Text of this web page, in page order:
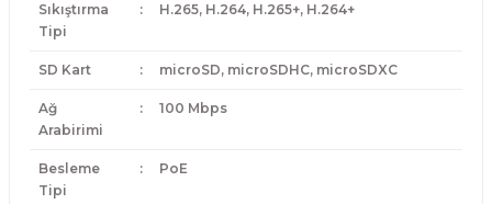
Sıkıştırma
Tipi
: H.265, H.264, H.265+, H.264+
SD Kart : microSD, microSDHC, microSDXC
Ağ
Arabirimi
: 100 Mbps
Besleme
Tipi
: PoE